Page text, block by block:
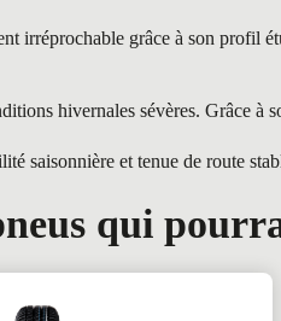
grâce à son profil
hivernales sévères. Grâce
saisonnière et tenue de route
qui